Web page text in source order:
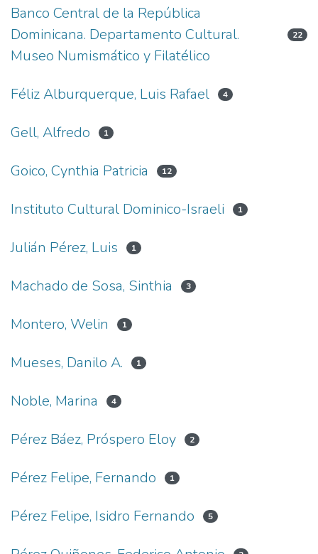
Banco Central de la República
Dominicana. Departamento Cultural.
Museo Numismático y Filatélico
22
Féliz Alburquerque, Luis Rafael 4
Gell, Alfredo 1
Goico, Cynthia Patricia 12
Instituto Cultural Dominico-Israeli 1
Julián Pérez, Luis 1
Machado de Sosa, Sinthia 3
Montero, Welin 1
Mueses, Danilo A. 1
Noble, Marina 4
Pérez Báez, Próspero Eloy 2
Pérez Felipe, Fernando 1
Pérez Felipe, Isidro Fernando 5